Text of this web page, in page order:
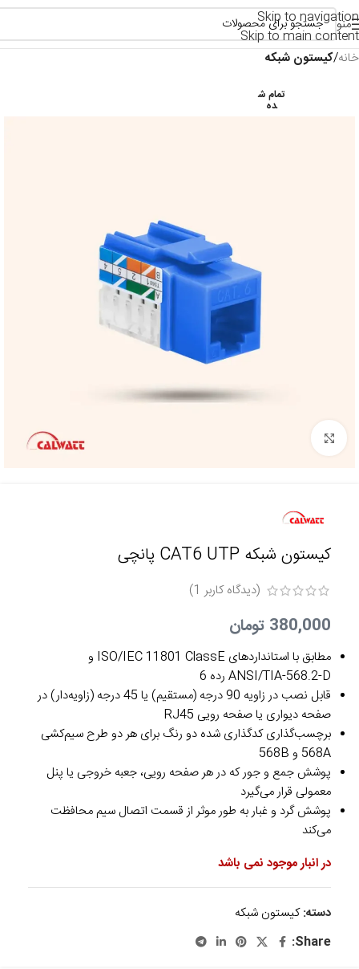
Skip to navigation
Skip to main content
منو
خانه کیستون شبکه
تمام ش
ده
برای بزرگنمایی کلیک کنید
کیستون شبکه CAT6 UTP پانچی
(دیدگاه کاربر 1
)
380,000 تومان
مطابق با استانداردهای ISO/IEC 11801 ClassE و
ANSI/TIA-568.2-D رده 6
قابل نصب در زاویه 90 درجه (مستقیم) یا 45 درجه (زاویه‌دار) در
صفحه دیواری یا صفحه رویی RJ45
برچسب‌گذاری کدگذاری شده دو رنگ برای هر دو طرح سیم‌کشی
568A و 568B
پوشش جمع و جور که در هر صفحه رویی، جعبه خروجی یا پنل
معمولی قرار می‌گیرد
پوشش گرد و غبار به طور موثر از قسمت اتصال سیم محافظت
می‌کند
در انبار موجود نمی باشد
دسته: کیستون شبکه
Share: